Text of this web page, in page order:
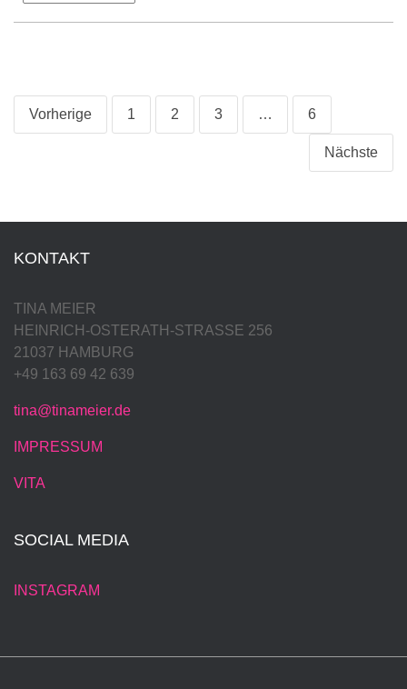
Beitragsnavigation
Vorherige 1 2 3 … 6
Nächste
KONTAKT
TINA MEIER
HEINRICH-OSTERATH-STRASSE 256
21037 HAMBURG
+49 163 69 42 639
tina@tinameier.de
IMPRESSUM
VITA
SOCIAL MEDIA
INSTAGRAM